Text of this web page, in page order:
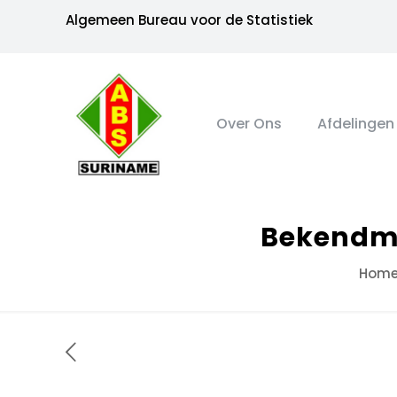
Algemeen Bureau voor de Statistiek
Over Ons Afdelingen